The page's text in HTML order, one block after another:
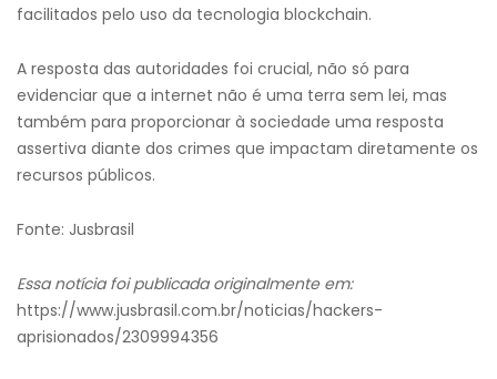
facilitados pelo uso da tecnologia blockchain.
A resposta das autoridades foi crucial, não só para
evidenciar que a internet não é uma terra sem lei, mas
também para proporcionar à sociedade uma resposta
assertiva diante dos crimes que impactam diretamente os
recursos públicos.
Fonte: Jusbrasil
Essa notícia foi publicada originalmente em:
https://www.jusbrasil.com.br/noticias/hackers-
aprisionados/2309994356